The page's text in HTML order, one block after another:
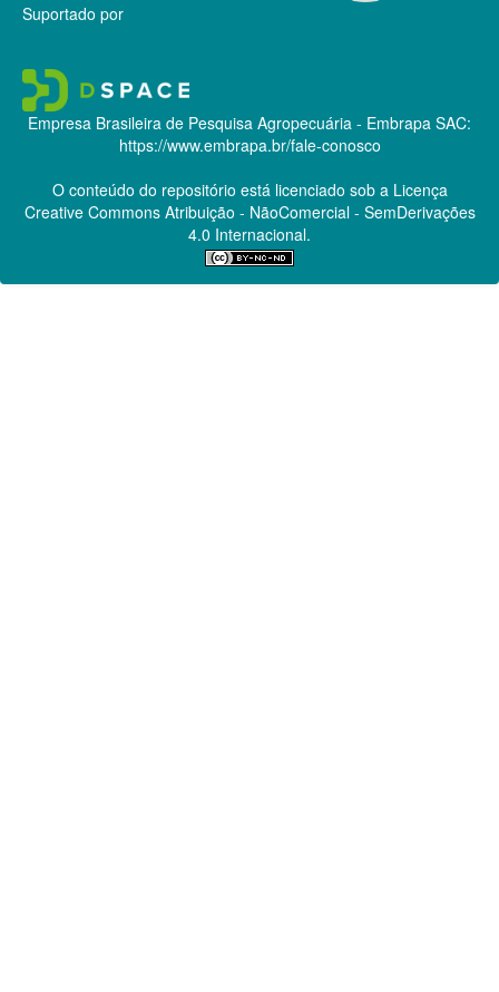
Suportado por
Empresa Brasileira de Pesquisa Agropecuária - Embrapa SAC:
https://www.embrapa.br/fale-conosco
O conteúdo do repositório está licenciado sob a Licença
Creative CommonsAtribuição - NãoComercial - SemDerivações
4.0 Internacional.